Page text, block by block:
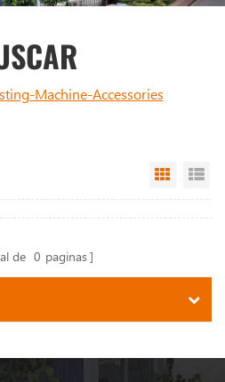
Machine-Accessories
Grid
de 0 paginas